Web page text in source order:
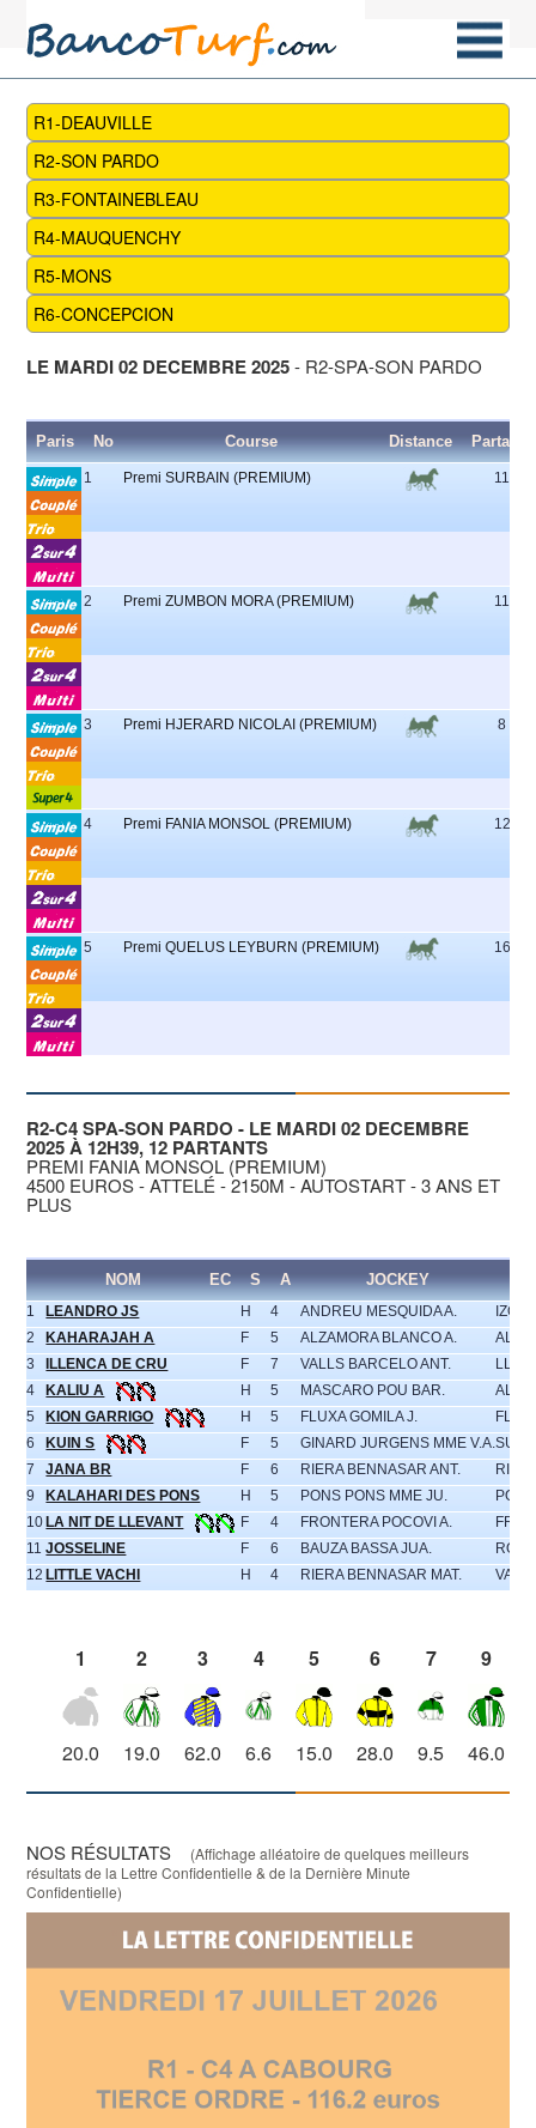
R1-DEAUVILLE
R2-SON PARDO
R3-FONTAINEBLEAU
R4-MAUQUENCHY
R5-MONS
R6-CONCEPCION
LE MARDI 02 DECEMBRE 2025- R2-SPA-SON PARDO
Paris No Course Distance Partants
1 Premi SURBAIN (PREMIUM) 11
2 Premi ZUMBON MORA (PREMIUM) 11
3 Premi HJERARD NICOLAI (PREMIUM) 8
4 Premi FANIA MONSOL (PREMIUM) 12
5 Premi QUELUS LEYBURN (PREMIUM) 16
R2-C4 SPA-SON PARDO - LE MARDI 02 DECEMBRE
2025 À 12H39, 12 PARTANTS
PREMI FANIA MONSOL (PREMIUM)
4500 EUROS - ATTELÉ - 2150M - AUTOSTART - 3 ANS ET
PLUS
NOM EC S A JOCKEY
1 LEANDRO JS H 4 ANDREU MESQUIDA A.
2
KAHARAJAH A F 5 ALZAMORA BLANCO A.
3
ILLENCA DE CRU F 7 VALLS BARCELO ANT.
4
KALIU A H 5 MASCARO POU BAR.
5
KION GARRIGO H 5 FLUXA GOMILA J.
6
KUIN S F 5 GINARD JURGENS MME V.A.
7
JANA BR F 6 RIERA BENNASAR ANT.
9
KALAHARI DES PONS H 5 PONS PONS MME JU.
10 LA NIT DE LLEVANT F 4 FRONTERA POCOVI A.
11 JOSSELINE F 6 BAUZA BASSA JUA.
12 LITTLE VACHI H 4 RIERA BENNASAR MAT.
1 2 3 4 5 6 7 9
20.0 19.0 62.0 6.6 15.0 28.0 9.5 46.0
NOS RÉSULTATS
(Affichage alléatoire de quelques meilleurs
résultats de la Lettre Confidentielle & de la Dernière Minute
Confidentielle)